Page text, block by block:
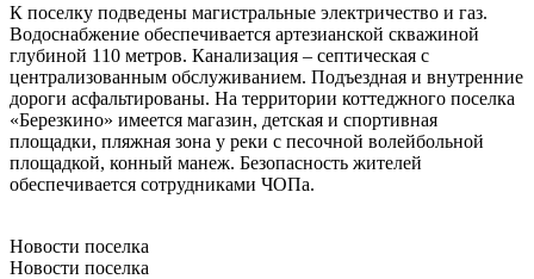
К поселку подведены магистральные электричество и газ.
Водоснабжение обеспечивается артезианской скважиной
глубиной 110 метров. Канализация – септическая с
централизованным обслуживанием. Подъездная и внутренние
дороги асфальтированы. На территории коттеджного поселка
«Березкино» имеется магазин, детская и спортивная
площадки, пляжная зона у реки с песочной волейбольной
площадкой, конный манеж. Безопасность жителей
обеспечивается сотрудниками ЧОПа.
Новости поселка
Новости поселка